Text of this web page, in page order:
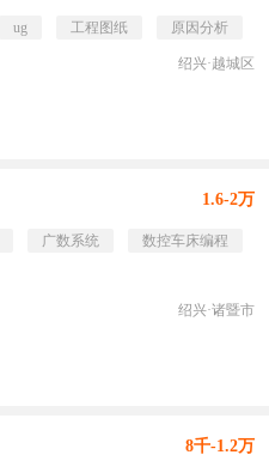
ug 工程图纸 原因分析
绍兴·越城区
1.6-2万
广数系统
数控车床编程
绍兴·诸暨市
8千-1.2万